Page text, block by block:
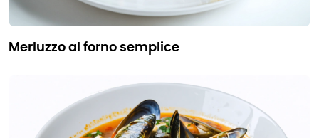
merluzzo al forno semplice